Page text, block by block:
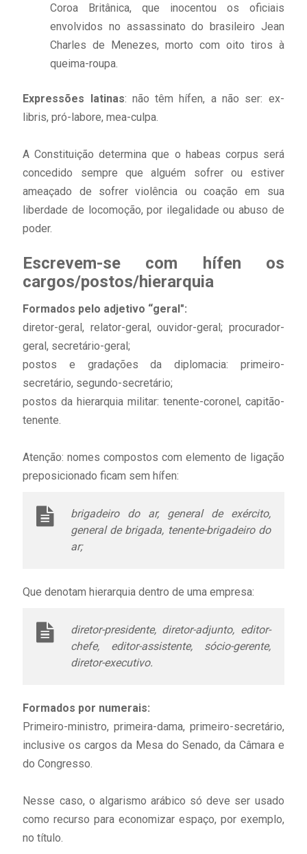
Coroa Britânica, que inocentou os oficiais
envolvidos no assassinato do brasileiro Jean
Charles de Menezes, morto com oito tiros à
queima-roupa.
Expressões latinas: não têm hífen, a não ser: ex-
libris, pró-labore, mea-culpa.
A Constituição determina que o habeas corpus será
concedido sempre que alguém sofrer ou estiver
ameaçado de sofrer violência ou coação em sua
liberdade de locomoção, por ilegalidade ou abuso de
poder.
Escrevem-se com hífen os
cargos/postos/hierarquia
Formados pelo adjetivo “geral":
diretor-geral, relator-geral, ouvidor-geral; procurador-
geral, secretário-geral;
postos e gradações da diplomacia: primeiro-
secretário, segundo-secretário;
postos da hierarquia militar: tenente-coronel, capitão-
tenente.
Atenção: nomes compostos com elemento de ligação
preposicionado ficam sem hífen:
brigadeiro do ar, general de exército,
general de brigada, tenente-brigadeiro do
ar;
Que denotam hierarquia dentro de uma empresa:
diretor-presidente, diretor-adjunto, editor-
chefe, editor-assistente, sócio-gerente,
diretor-executivo.
Formados por numerais:
Primeiro-ministro, primeira-dama, primeiro-secretário,
inclusive os cargos da Mesa do Senado, da Câmara e
do Congresso.
Nesse caso, o algarismo arábico só deve ser usado
como recurso para economizar espaço, por exemplo,
no título.